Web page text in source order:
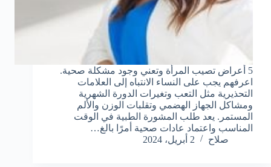
5 أعراض تصيب المرأة وتعني وجود مشكلة صحية.
اعرفهم يجب على النساء الانتباه إلى العلامات
التحذيرية مثل التعب وتغيرات الدورة الشهرية
ومشاكل الجهاز الهضمي وتقلبات الوزن والألم
المستمر. يعد طلب المشورة الطبية في الوقت
المناسب واعتماد عادات صحية أمرًا بالغ…
صلاح
2 أبريل، 2024